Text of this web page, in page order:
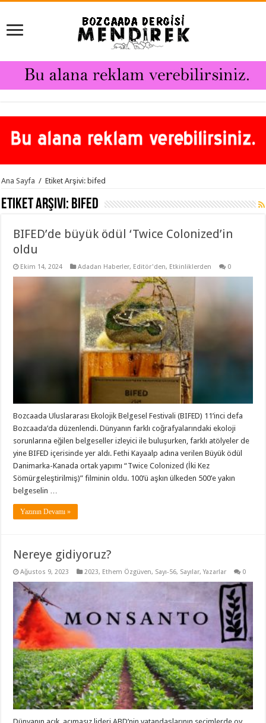
Ana Sayfa / Etiket Arşivi: bifed
Etiket Arşivi: bifed
BIFED’de büyük ödül ‘Twice Colonized’in
oldu
Ekim 14, 2024 Adadan Haberler, Editör'den, Etkinliklerden 0
Bozcaada Uluslararası Ekolojik Belgesel Festivali (BIFED) 11’inci defa
Bozcaada’da düzenlendi. Dünyanın farklı coğrafyalarındaki ekoloji
sorunlarına eğilen belgeseller izleyici ile buluşurken, farklı atölyeler de
yine BIFED içerisinde yer aldı. Fethi Kayaalp adına verilen Büyük ödül
Danimarka-Kanada ortak yapımı “Twice Colonized (İki Kez
Sömürgeleştirilmiş)” filminin oldu. 100’ü aşkın ülkeden 500’e yakın
belgeselin …
Yazının Devamı »
Nereye gidiyoruz?
Ağustos 9, 2023 2023, Ethem Özgüven, Sayı-56, Sayılar,Yazarlar 0